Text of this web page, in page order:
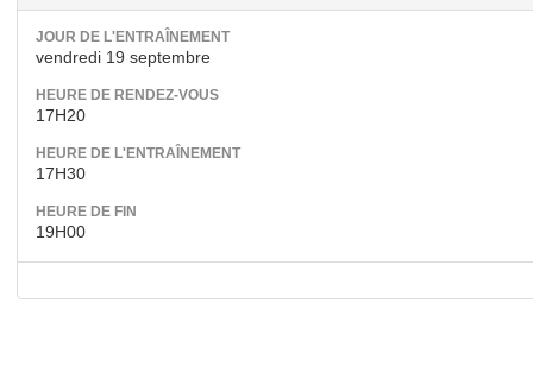
JOUR DE L'ENTRAÎNEMENT
vendredi 19 septembre
HEURE DE RENDEZ-VOUS
17H20
HEURE DE L'ENTRAÎNEMENT
17H30
HEURE DE FIN
19H00